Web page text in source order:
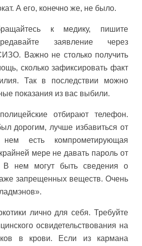
А его, конечно же, не было.
к медику, пишите
заявление через
Важно не столько получить
сколько зафиксировать факт
Так в последствии можно
показания из вас выбили.
отбирают телефон.
дорогим, лучше избавиться от
есть компрометирующая
мере не давать пароль от
В нем могут быть сведения о
запрещенных веществ. Очень
лично для себя. Требуйте
освидетельствования на
в крови. Если из кармана